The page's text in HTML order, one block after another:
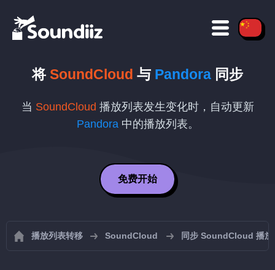
将 SoundCloud 与 Pandora 同步
当 SoundCloud 播放列表发生变化时，自动更新
Pandora中的播放列表。
免费开始
播放列表转移 SoundCloud 同步 SoundCloud 播放